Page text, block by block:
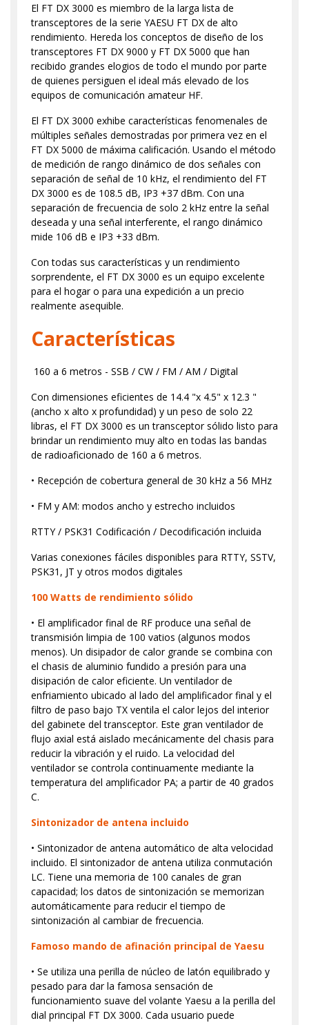
El FT DX 3000 es miembro de la larga lista de
transceptores de la serie YAESU FT DX de alto
rendimiento. Hereda los conceptos de diseño de los
transceptores FT DX 9000 y FT DX 5000 que han
recibido grandes elogios de todo el mundo por parte
de quienes persiguen el ideal más elevado de los
equipos de comunicación amateur HF.
El FT DX 3000 exhibe características fenomenales de
múltiples señales demostradas por primera vez en el
FT DX 5000 de máxima calificación. Usando el método
de medición de rango dinámico de dos señales con
separación de señal de 10 kHz, el rendimiento del FT
DX 3000 es de 108.5 dB, IP3 +37 dBm. Con una
separación de frecuencia de solo 2 kHz entre la señal
deseada y una señal interferente, el rango dinámico
mide 106 dB e IP3 +33 dBm.
Con todas sus características y un rendimiento
sorprendente, el FT DX 3000 es un equipo excelente
para el hogar o para una expedición a un precio
realmente asequible.
Características
160 a 6 metros - SSB / CW / FM / AM / Digital
Con dimensiones eficientes de 14.4 "x 4.5" x 12.3 "
(ancho x alto x profundidad) y un peso de solo 22
libras, el FT DX 3000 es un transceptor sólido listo para
brindar un rendimiento muy alto en todas las bandas
de radioaficionado de 160 a 6 metros.
• Recepción de cobertura general de 30 kHz a 56 MHz
• FM y AM: modos ancho y estrecho incluidos
RTTY / PSK31 Codificación / Decodificación incluida
Varias conexiones fáciles disponibles para RTTY, SSTV,
PSK31, JT y otros modos digitales
100 Watts de rendimiento sólido
• El amplificador final de RF produce una señal de
transmisión limpia de 100 vatios (algunos modos
menos). Un disipador de calor grande se combina con
el chasis de aluminio fundido a presión para una
disipación de calor eficiente. Un ventilador de
enfriamiento ubicado al lado del amplificador final y el
filtro de paso bajo TX ventila el calor lejos del interior
del gabinete del transceptor. Este gran ventilador de
flujo axial está aislado mecánicamente del chasis para
reducir la vibración y el ruido. La velocidad del
ventilador se controla continuamente mediante la
temperatura del amplificador PA; a partir de 40 grados
C.
Sintonizador de antena incluido
• Sintonizador de antena automático de alta velocidad
incluido. El sintonizador de antena utiliza conmutación
LC. Tiene una memoria de 100 canales de gran
capacidad; los datos de sintonización se memorizan
automáticamente para reducir el tiempo de
sintonización al cambiar de frecuencia.
Famoso mando de afinación principal de Yaesu
• Se utiliza una perilla de núcleo de latón equilibrado y
pesado para dar la famosa sensación de
funcionamiento suave del volante Yaesu a la perilla del
dial principal FT DX 3000. Cada usuario puede